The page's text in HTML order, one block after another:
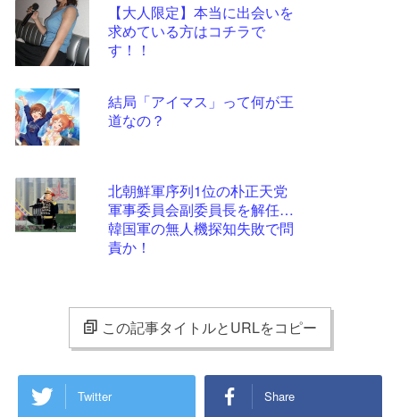
【大人限定】本当に出会いを
求めている方はコチラで
す！！
結局「アイマス」って何が王
道なの？
北朝鮮軍序列1位の朴正天党
軍事委員会副委員長を解任…
韓国軍の無人機探知失敗で問
責か！
この記事タイトルとURLをコピー
Twitter Share